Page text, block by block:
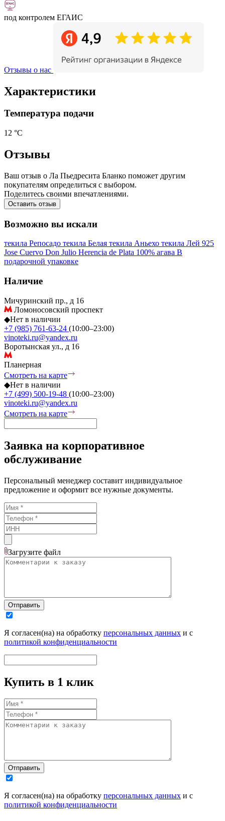
под контролем ЕГАИС
Отзывы о нас
Характеристики
Температура подачи
12 °С
Отзывы
Ваш отзыв о Ла Пьедресита Бланко поможет другим
покупателям определиться с выбором.
Поделитесь своими впечатлениями.
Оставить отзыв
Возможно вы искали
текила Репосадо текила Белая текила Аньехо текила Лей 925
Jose Cuervo Don Julio Herencia de Plata 100% агава В
подарочной упаковке
Наличие
Мичуринский пр., д 16
Ломоносовский проспект
◆Нет в наличии
+7 (985) 761-63-24 (10:00–23:00)
vinoteki.ru@yandex.ru
Воротынская ул., д 16
Планерная
Смотреть на карте
◆Нет в наличии
+7 (499) 500-19-48 (10:00–23:00)
vinoteki.ru@yandex.ru
Смотреть на карте
Заявка на корпоративное
обслуживание
Персональный менеджер составит индивидуальное
предложение и оформит все нужные документы.
Загрузите файл
Отправить
Я согласен(на) на обработку персональных данных и с
политикой конфиденциальности
Купить в 1 клик
Отправить
Я согласен(на) на обработку персональных данных и с
политикой конфиденциальности